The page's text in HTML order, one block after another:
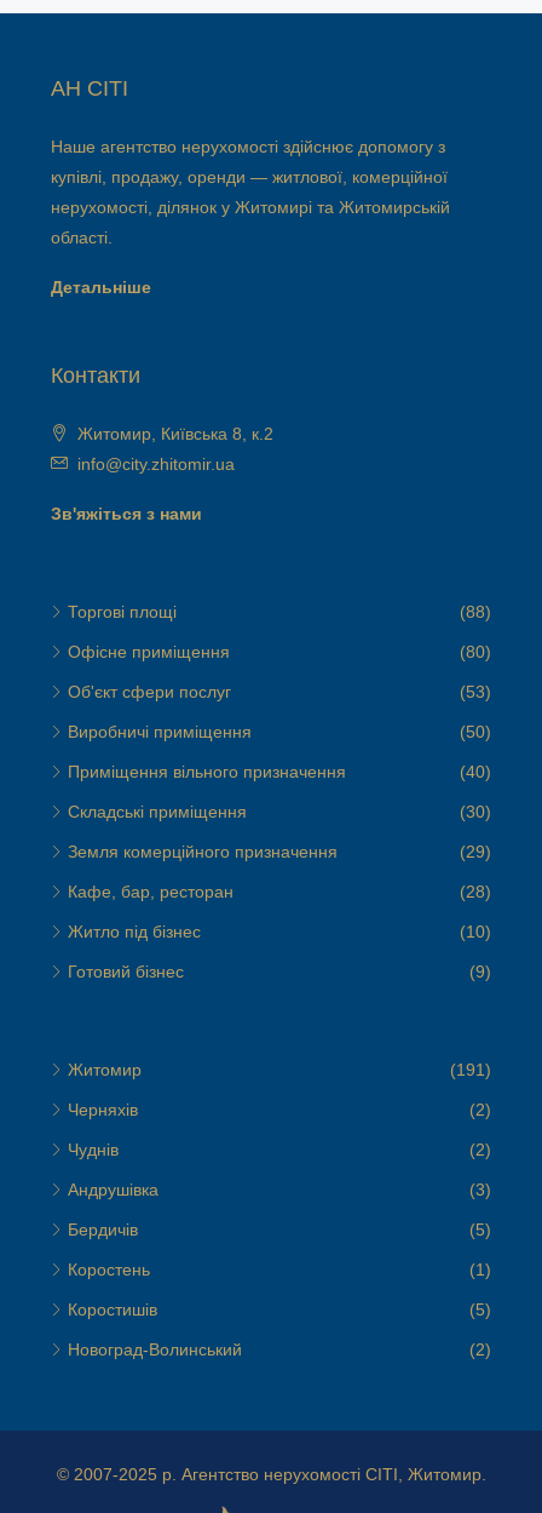
АН СІТІ
Наше агентство нерухомості здійснює допомогу з
купівлі, продажу, оренди — житлової, комерційної
нерухомості, ділянок у Житомирі та Житомирській
області.
Детальніше
Контакти
Житомир, Київська 8, к.2
info@city.zhitomir.ua
Зв'яжіться з нами
Торгові площі (88)
Офісне приміщення (80)
Об'єкт сфери послуг (53)
Виробничі приміщення (50)
Приміщення вільного призначення (40)
Складські приміщення (30)
Земля комерційного призначення (29)
Кафе, бар, ресторан (28)
Житло під бізнес (10)
Готовий бізнес (9)
Житомир (191)
Черняхів (2)
Чуднів (2)
Андрушівка (3)
Бердичів (5)
Коростень (1)
Коростишів (5)
Новоград-Волинський (2)
© 2007-2025 р. Агентство нерухомості СІТІ, Житомир.